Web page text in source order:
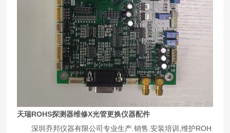
天瑞ROHS探测器维修X光管更换仪器配件
深圳乔邦仪器有限公司专业生产.销售.安装培训,维护ROH